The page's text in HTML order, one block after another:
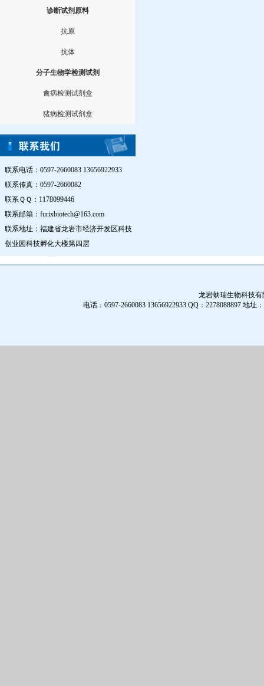
诊断试剂原料
抗原
抗体
分子生物学检测试剂
禽病检测试剂盒
猪病检测试剂盒
联系电话：0597-2660083 13656922933
联系传真：0597-2660082
联系ＱＱ：1178099446
联系邮箱：furixbiotech@163.com
联系地址：福建省龙岩市经济开发区科技
创业园科技孵化大楼第四层
龙岩蚨瑞生物科技
电话：0597-2660083 13656922933 QQ：2278088897 地